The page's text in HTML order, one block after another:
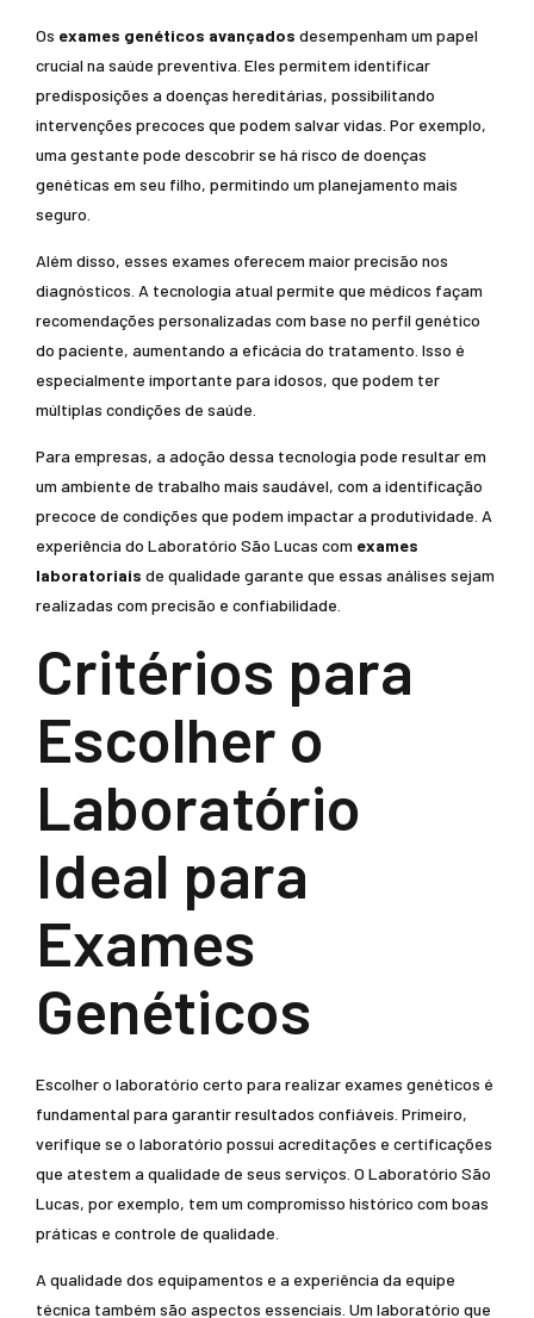
Os exames genéticos avançados desempenham um papel
crucial na saúde preventiva. Eles permitem identificar
predisposições a doenças hereditárias, possibilitando
intervenções precoces que podem salvar vidas. Por exemplo,
uma gestante pode descobrir se há risco de doenças
genéticas em seu filho, permitindo um planejamento mais
seguro.
Além disso, esses exames oferecem maior precisão nos
diagnósticos. A tecnologia atual permite que médicos façam
recomendações personalizadas com base no perfil genético
do paciente, aumentando a eficácia do tratamento. Isso é
especialmente importante para idosos, que podem ter
múltiplas condições de saúde.
Para empresas, a adoção dessa tecnologia pode resultar em
um ambiente de trabalho mais saudável, com a identificação
precoce de condições que podem impactar a produtividade. A
experiência do Laboratório São Lucas com exames
laboratoriais de qualidade garante que essas análises sejam
realizadas com precisão e confiabilidade.
Critérios para
Escolher o
Laboratório
Ideal para
Exames
Genéticos
Escolher o laboratório certo para realizar exames genéticos é
fundamental para garantir resultados confiáveis. Primeiro,
verifique se o laboratório possui acreditações e certificações
que atestem a qualidade de seus serviços. O Laboratório São
Lucas, por exemplo, tem um compromisso histórico com boas
práticas e controle de qualidade.
A qualidade dos equipamentos e a experiência da equipe
técnica também são aspectos essenciais. Um laboratório que